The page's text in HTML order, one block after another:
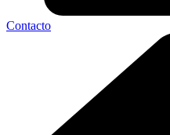
Contacto